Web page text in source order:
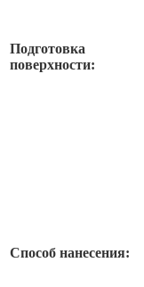
Подготовка
поверхности:
Способ нанесения: